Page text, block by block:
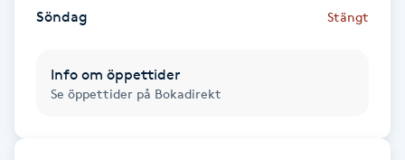
Headspa
Söndag Stängt
Info om öppettider
Se öppettider på Bokadirekt